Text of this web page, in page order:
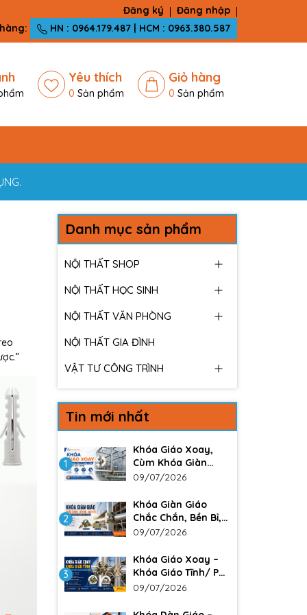
Đăng ký
Đăng nhập
HN : 0964.179.487 | HCM : 0963.380.587
Yêu thích
0 Sản phẩm
Giỏ hàng
0 Sản phẩm
Danh mục sản phẩm
NỘI THẤT SHOP
NỘI THẤT HỌC SINH
NỘI THẤT VĂN PHÒNG
NỘI THẤT GIA ĐÌNH
VẬT TƯ CÔNG TRÌNH
Tin mới nhất
1
Khóa Giáo Xoay,
Cùm Khóa Giàn
Giáo – Giải Pháp
Trong Xây Dựng
09/07/2026
2
Khóa Giàn Giáo
Chắc Chắn, Bền Bỉ,
Giá Tốt Cho Công
09/07/2026
3
Khóa Giáo Xoay –
Khóa Giáo Tĩnh/ Phụ
kiện không thể
công trình lớn. Đảm
09/07/2026